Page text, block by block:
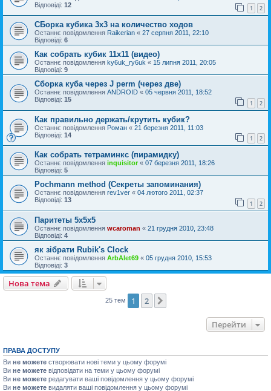
Відповіді: 12 1 2
СБорка кубика 3х3 на количество ходов
Останнє повідомлення Raikerian « 27 серпня 2011, 22:10
Відповіді: 6
Как собрать кубик 11х11 (видео)
Останнє повідомлення ky6uk_ry6uk « 15 липня 2011, 20:05
Відповіді: 9
Сборка куба через J perm (через две)
Останнє повідомлення ANDROID « 05 червня 2011, 18:52
Відповіді: 15 1 2
Как правильно держать/крутить кубик?
Останнє повідомлення Роман « 21 березня 2011, 11:03
Відповіді: 14 1 2
Как собрать тетраминкс (пирамидку)
Останнє повідомлення inquisitor« 07 березня 2011, 18:26
Відповіді: 5
Pochmann method (Секреты запоминания)
Останнє повідомлення rev1ver « 04 лютого 2011, 02:37
Відповіді: 13 1 2
Паритеты 5х5х5
Останнє повідомлення wcaroman « 21 грудня 2010, 23:48
Відповіді: 4
як зібрати Rubik's Clock
Останнє повідомлення ArbAlet69 « 05 грудня 2010, 15:53
Відповіді: 3
Нова тема
25 тем 1 2
Перейти
ПРАВА ДОСТУПУ
Ви не можете створювати нові теми у цьому форумі
Ви не можете відповідати на теми у цьому форумі
Ви не можете редагувати ваші повідомлення у цьому форумі
Ви не можете видаляти ваші повідомлення у цьому форумі